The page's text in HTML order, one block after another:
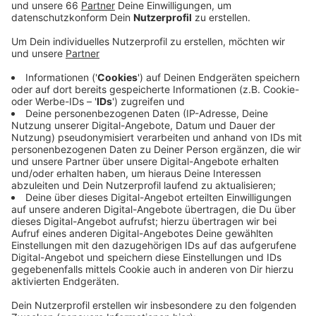
Anzeige
Bis 14 Uhr haben die meisten Geschäfte heute noch
geöffnet. Danach bleiben sie über die Feiertage bis
einschließlich Sonntag geschlossen. Der Supermarkt
am Hauptbahnhof bleibt rund um die Uhr geöffnet und
auch der Supermarkt am Flughafen ist heute bis 17
Uhr und an den restlichen Tagen bis 22 Uhr offen.
Anzeige
Mehr Infos zu diesem Thema
Anzeige